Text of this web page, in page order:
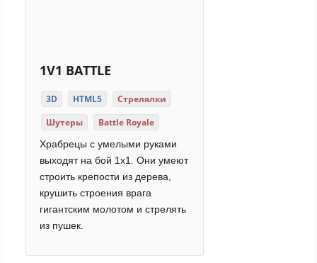
1V1 BATTLE
3D HTML5
Стрелялки
Шутеры
Battle Royale
Храбрецы с умелыми руками
выходят на бой 1x1. Они умеют
строить крепости из дерева,
крушить строения врага
гигантским молотом и стрелять
из пушек.